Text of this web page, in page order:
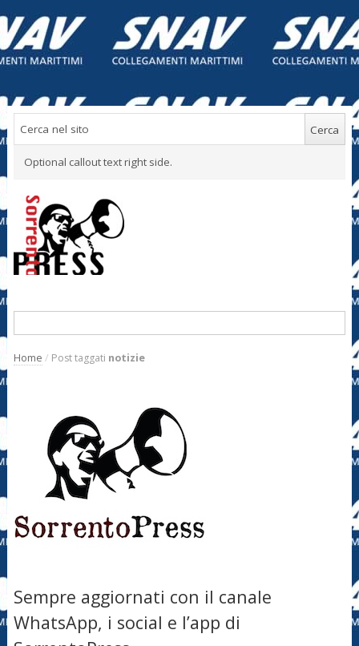
Optional callout text right side.
Home / Post taggati notizie
Sempre aggiornati con il canale
WhatsApp, i social e l’app di